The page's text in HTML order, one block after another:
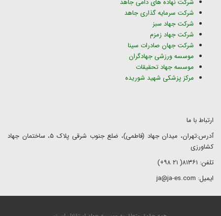
شرکت نهاده های دامی جاهد
شرکت سرمایه گذاری جاهد
شرکت جهاد سبز
شرکت جهاد زمزم
شرکت جهان صادرات سینا
موسسه ورزشی جهادگران
موسسه جهاد تحقیقات
مرکز پزشکی شهید شوریده
ارتباط با ما
آدرس:تهران، میدان جهاد (فاطمی)، ضلع جنوب شرقی پلاک ۵، ساختمان جهاد
کشاورزی
تلفن: ۸۱۳۶۱( ۲۱ ۹۸+)
ایمیل: ja@ja-es.com